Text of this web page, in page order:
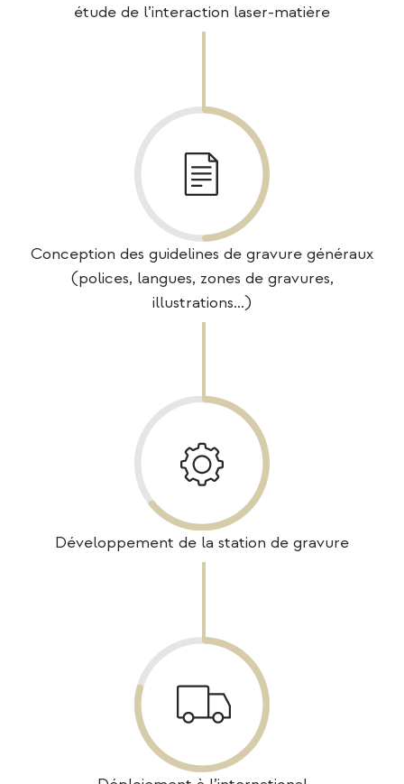
étude de l’interaction laser-matière
Conception des guidelines de gravure généraux
(polices, langues, zones de gravures,
illustrations…)
Développement de la station de gravure